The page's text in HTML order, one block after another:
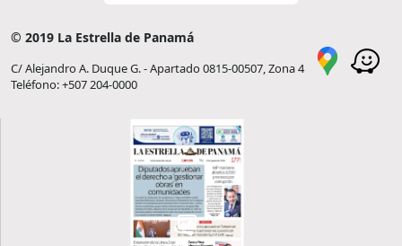
© 2019 La Estrella de Panamá
C/ Alejandro A. Duque G. - Apartado 0815-00507, Zona 4
Teléfono: +507 204-0000